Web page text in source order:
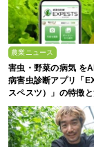
農業ニュース
害虫・野菜の病気 を
病害虫診断アプリ「
スペスツ）」の特徴